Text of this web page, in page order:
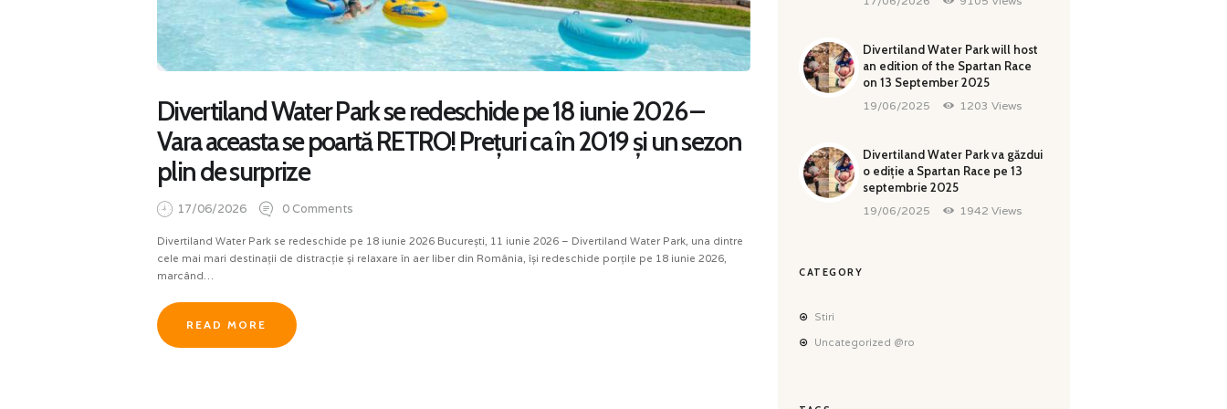
Divertiland Water Park se redeschide pe 18 iunie 2026 –
Vara aceasta se poartă RETRO! Prețuri ca în 2019 și un sezon
plin de surprize
17/06/2026 0 Comments
Divertiland Water Park se redeschide pe 18 iunie 2026 București, 11 iunie 2026 – Divertiland Water Park, una dintre
cele mai mari destinații de distracție și relaxare în aer liber din România, își redeschide porțile pe 18 iunie 2026,
marcând…
READ MORE
Divertiland Water Park will host
an edition of the Spartan Race
on 13 September 2025
19/06/2025 1203 Views
Divertiland Water Park va găzdui
o ediție a Spartan Race pe 13
septembrie 2025
19/06/2025 1942 Views
CATEGORY
Stiri
Uncategorized @ro